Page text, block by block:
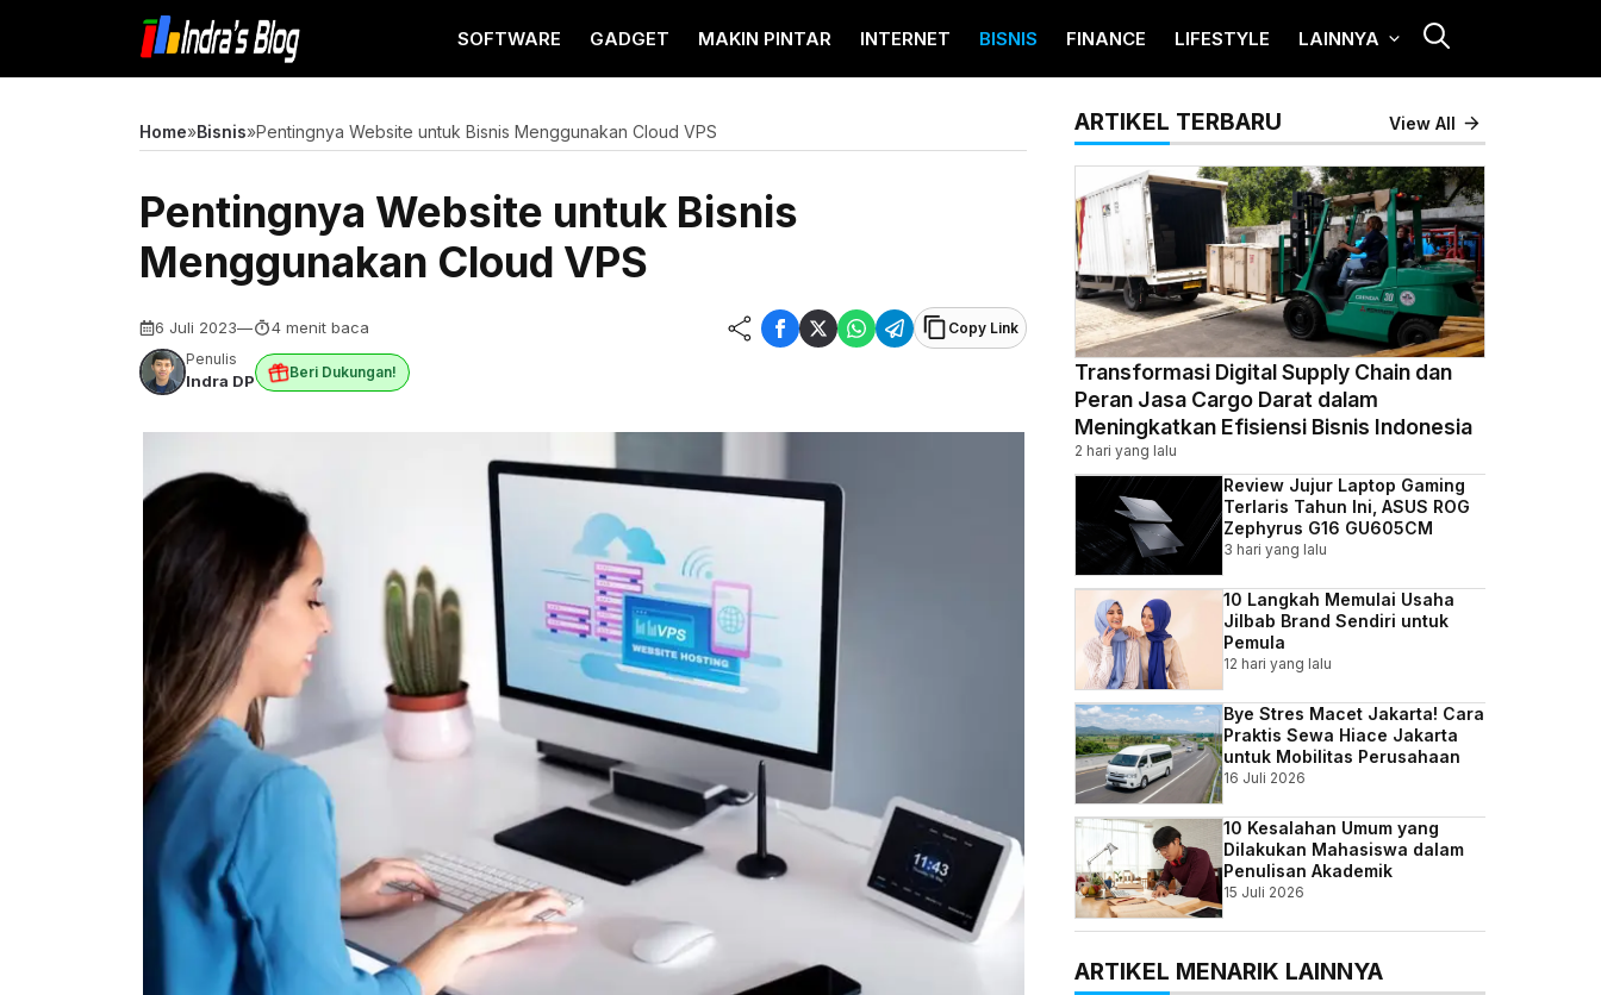
isi
SOFTWARE GADGET MAKIN PINTAR INTERNET BISNIS FINANCE LIFESTYLE LAINNYA
Home»Bisnis»Pentingnya Website untuk Bisnis Menggunakan Cloud VPS
Pentingnya Website untuk Bisnis
Menggunakan Cloud VPS
6 Juli 2023— 4 menit baca
Copy Link
Penulis
Indra DP Beri Dukungan!
ARTIKEL TERBARU View All
Transformasi Digital Supply Chain dan
Peran Jasa Cargo Darat dalam
Meningkatkan Efisiensi Bisnis Indonesia
2 hari yang lalu
Review Jujur Laptop Gaming
Terlaris Tahun Ini, ASUS ROG
Zephyrus G16 GU605CM
3 hari yang lalu
10 Langkah Memulai Usaha
Jilbab Brand Sendiri untuk
Pemula
12 hari yang lalu
Bye Stres Macet Jakarta! Cara
Praktis Sewa Hiace Jakarta
untuk Mobilitas Perusahaan
16 Juli 2026
10 Kesalahan Umum yang
Dilakukan Mahasiswa dalam
Penulisan Akademik
15 Juli 2026
ARTIKEL MENARIK LAINNYA